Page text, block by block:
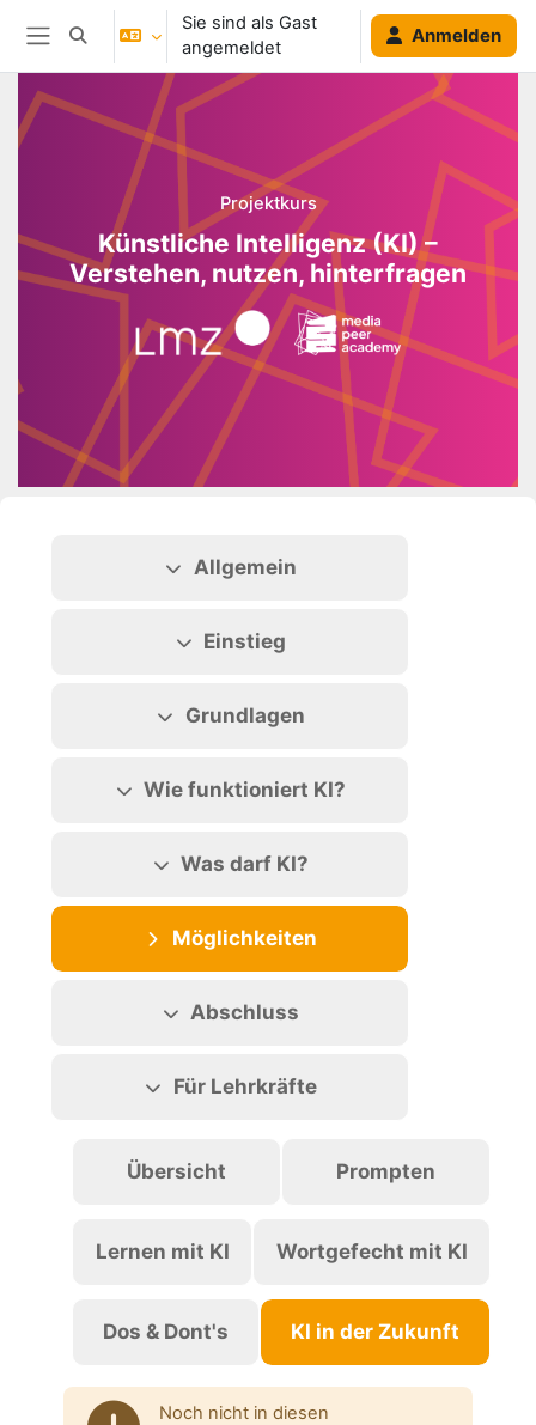
Zum Hauptinhalt
Website-Übersicht
Sucheingabe umschalten
Sie sind als Gast
angemeldet
Anmelden
Blöcke
Projektkurs
Künstliche Intelligenz (KI) –
Verstehen, nutzen, hinterfragen
Allgemein
Einstieg
Grundlagen
Wie funktioniert KI?
Was darf KI?
Möglichkeiten
Abschluss
Für Lehrkräfte
Übersicht Prompten
Lernen mit KI Wortgefecht mit KI
Dos & Dont's KI in der Zukunft
Noch nicht in diesen